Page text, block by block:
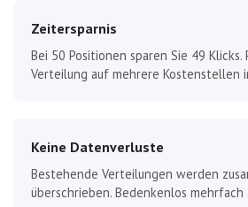
Zeitersparnis
Bei 50 Positionen sparen Sie 49
Verteilung auf mehrere Kostenstellen
Keine Datenverluste
Bestehende Verteilungen werden
überschrieben. Bedenkenlos mehrfach